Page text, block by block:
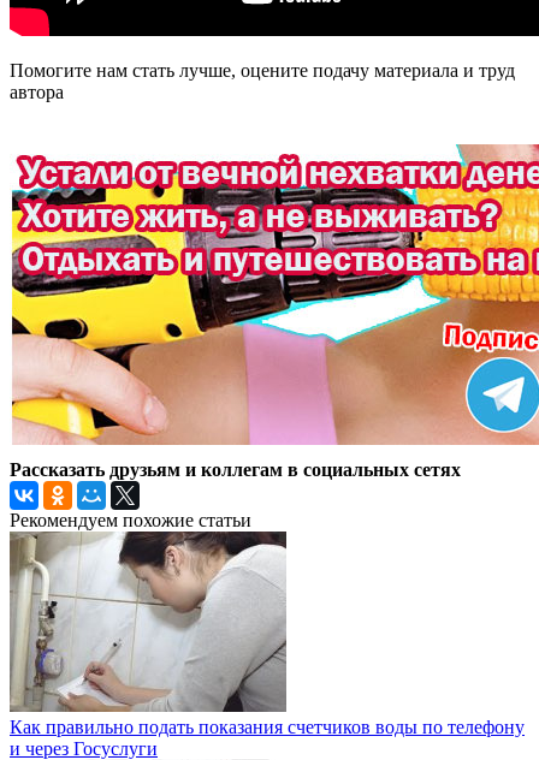
Помогите нам стать лучше, оцените подачу материала и труд
автора
Рассказать друзьям и коллегам в социальных сетях
Рекомендуем похожие статьи
Как правильно подать показания счетчиков воды по телефону
и через Госуслуги